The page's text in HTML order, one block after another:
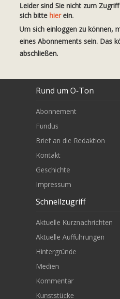
Leider sind Sie nicht zum
sich bitte hierein.
Um sich einloggen zu können,
eines Abonnements sein. Das
abschließen.
Rund um O-Ton
Abonnement
Fundus
Brief an die Redaktion
Kontakt
Geschichte
Impressum
Schnellzugriff
Aktuelle Kurznachrichten
Aktuelle Aufführungen
Hintergründe
Medien
Kommentar
Kunststücke